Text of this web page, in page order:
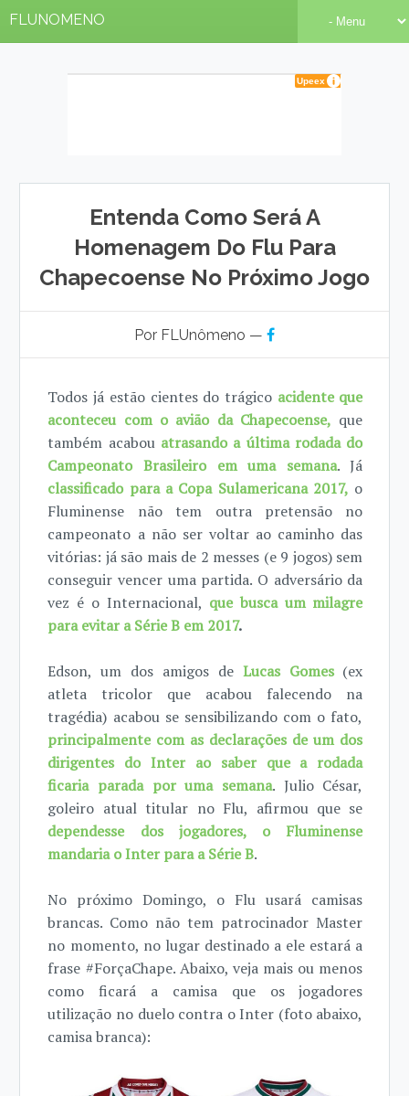
FLUNOMENO
Entenda Como Será A
Homenagem Do Flu Para
Chapecoense No Próximo Jogo
Por FLUnômeno —
Todos já estão cientes do trágico acidente que
aconteceu com o avião da Chapecoense, que
também acabou atrasando a última rodada do
Campeonato Brasileiro em uma semana. Já
classificado para a Copa Sulamericana 2017, o
Fluminense não tem outra pretensão no
campeonato a não ser voltar ao caminho das
vitórias: já são mais de 2 messes (e 9 jogos) sem
conseguir vencer uma partida. O adversário da
vez é o Internacional, que busca um milagre
para evitar a Série B em 2017.
Edson, um dos amigos de Lucas Gomes (ex
atleta tricolor que acabou falecendo na
tragédia) acabou se sensibilizando com o fato,
principalmente com as declarações de um dos
dirigentes do Inter ao saber que a rodada
ficaria parada por uma semana. Julio César,
goleiro atual titular no Flu, afirmou que se
dependesse dos jogadores, o Fluminense
mandaria o Inter para a Série B.
No próximo Domingo, o Flu usará camisas
brancas. Como não tem patrocinador Master
no momento, no lugar destinado a ele estará a
frase #ForçaChape. Abaixo, veja mais ou menos
como ficará a camisa que os jogadores
utilização no duelo contra o Inter (foto abaixo,
camisa branca):